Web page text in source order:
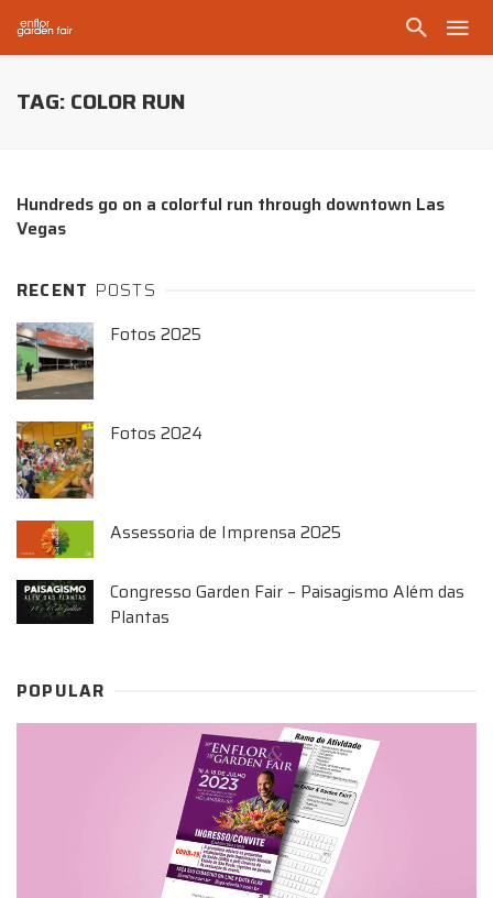
TAG: COLOR RUN
Hundreds go on a colorful run through downtown Las
Vegas
RECENT POSTS
Fotos 2025
Fotos 2024
Assessoria de Imprensa 2025
Congresso Garden Fair – Paisagismo Além das
Plantas
POPULAR